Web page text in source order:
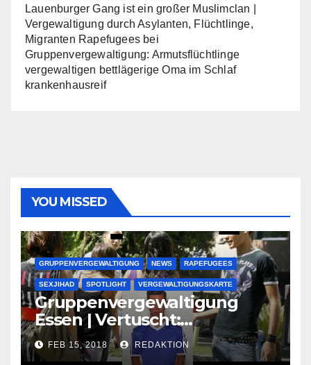
Lauenburger Gang ist ein großer Muslimclan |
Vergewaltigung durch Asylanten, Flüchtlinge,
Migranten Rapefugees bei
Gruppenvergewaltigung: Armutsflüchtlinge
vergewaltigen bettlägerige Oma im Schlaf
krankenhausreif
YOU MISSED
GRUPPENVERGEWALTIGUNG NEWS RAPEFUGEES
SEXJIHAD SPOTLIGHT VERGEWALTIGUNGSKARTE
Gruppenvergewaltigung
Essen | Vertuscht:
Lauenburger Gang ist ein
großer Muslimclan
FEB 15, 2018 REDAKTION